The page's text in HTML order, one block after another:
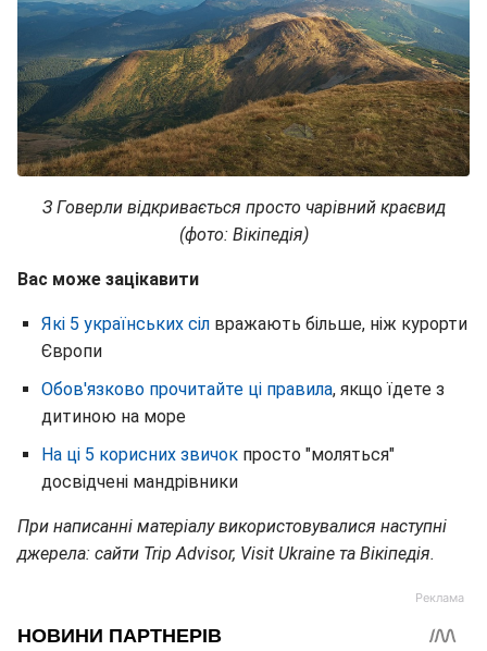
З Говерли відкривається просто чарівний краєвид
(фото: Вікіпедія)
Вас може зацікавити
Які 5 українських сіл вражають більше, ніж курорти
Європи
Обов'язково прочитайте ці правила, якщо їдете з
дитиною на море
На ці 5 корисних звичок просто "моляться"
досвідчені мандрівники
При написанні матеріалу використовувалися наступні
джерела: сайти Trip Advisor, Visit Ukraine та Вікіпедія.